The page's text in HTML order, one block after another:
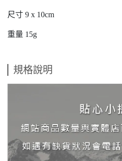
尺寸 9 x 10cm
重量 15g
規格說明